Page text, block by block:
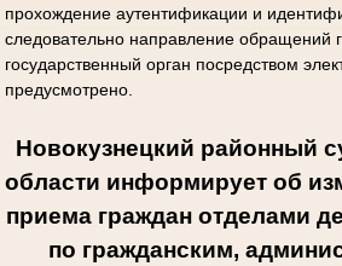
прохождение аутентификации и
следовательно направление обращений
государственный орган посредством
предусмотрено.
Новокузнецкий районный
области информирует об
приема граждан отделами
по гражданским,